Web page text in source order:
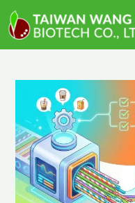
Nhảy
tới
nội